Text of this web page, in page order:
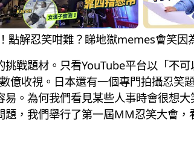
解忍笑咁難？睇地獄memes會笑因
戰題材。只看YouTube平台以「不
收視。日本還有一個專門拍攝忍笑
。為何我們看見某些人事時會很想
，我們舉行了第一屆MM忍笑大會，